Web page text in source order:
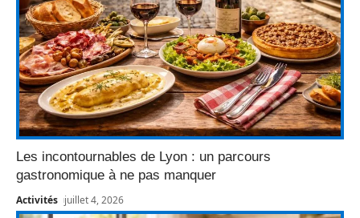
Les incontournables de Lyon : un parcours
gastronomique à ne pas manquer
Activités juillet 4, 2026